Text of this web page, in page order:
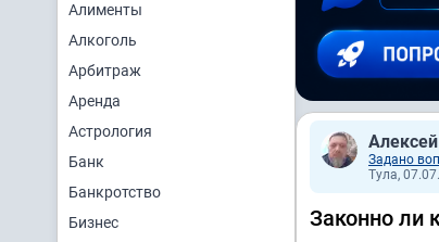
Алименты
Алкоголь
Арбитраж
Аренда
Астрология
Банк
Банкротство
Бизнес
Задано
Тула,
Законно ли